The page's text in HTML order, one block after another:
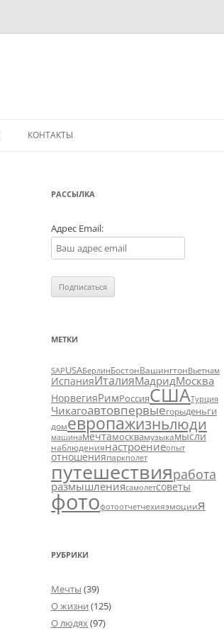
КОНТАКТЫ
РАССЫЛКА
Адрес Email:
МЕТКИ
SAPUSAБерлинБостонВашингтонВьетнам
ИспанияИталияМадридМосква
НорвегияРимРоссияСШАТурция
Чикагоавтовпервыегорыденьги
домевропажизньлюди
машинамечтамосквамузыкамысли
наблюдениянастроениеопыт
отношенияпаркполет
путешествияработа
размышлениясамолетсоветы
фотофотоотчетчехияэмоциия
РУБРИКИ
Мечты (39)
О жизни (125)
О людях(97)